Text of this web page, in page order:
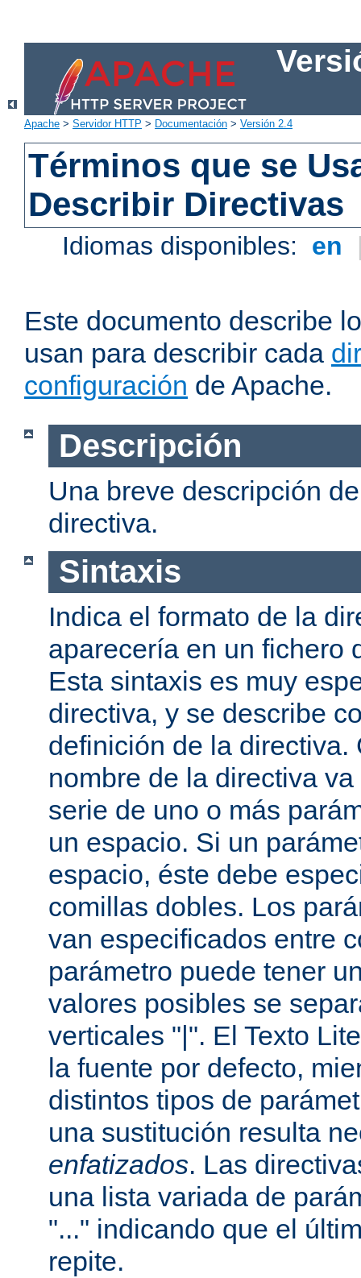
Apache > Servidor HTTP > Documentación > Versión 2.4
Términos que se
Describir Directivas
Idiomas disponibles: en
Este documento describe
usan para describir cada
configuración de Apache.
Descripción
Una breve descripción
directiva.
Sintaxis
Indica el formato de la
aparecería en un fichero
Esta sintaxis es muy
directiva, y se describe
definición de la directiva.
nombre de la directiva
serie de uno o más
un espacio. Si un
espacio, éste debe
comillas dobles. Los
van especificados entre
parámetro puede tener
valores posibles se
verticales "|". El Texto
la fuente por defecto,
distintos tipos de
una sustitución resulta
enfatizados. Las
una lista variada de
"..." indicando que el
repite.